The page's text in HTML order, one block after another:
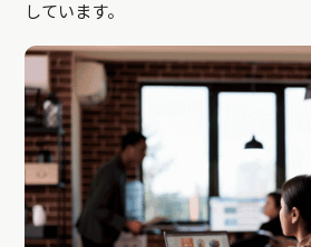
しています。